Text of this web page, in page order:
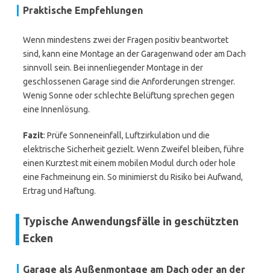
Praktische Empfehlungen
Wenn mindestens zwei der Fragen positiv beantwortet
sind, kann eine Montage an der Garagenwand oder am Dach
sinnvoll sein. Bei innenliegender Montage in der
geschlossenen Garage sind die Anforderungen strenger.
Wenig Sonne oder schlechte Belüftung sprechen gegen
eine Innenlösung.
Fazit: Prüfe Sonneneinfall, Luftzirkulation und die
elektrische Sicherheit gezielt. Wenn Zweifel bleiben, führe
einen Kurztest mit einem mobilen Modul durch oder hole
eine Fachmeinung ein. So minimierst du Risiko bei Aufwand,
Ertrag und Haftung.
Typische Anwendungsfälle in geschützten
Ecken
Garage als Außenmontage am Dach oder an der